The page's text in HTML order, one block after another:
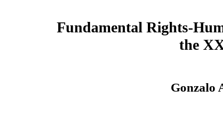
Fundamental Rights-
the
Gonzalo